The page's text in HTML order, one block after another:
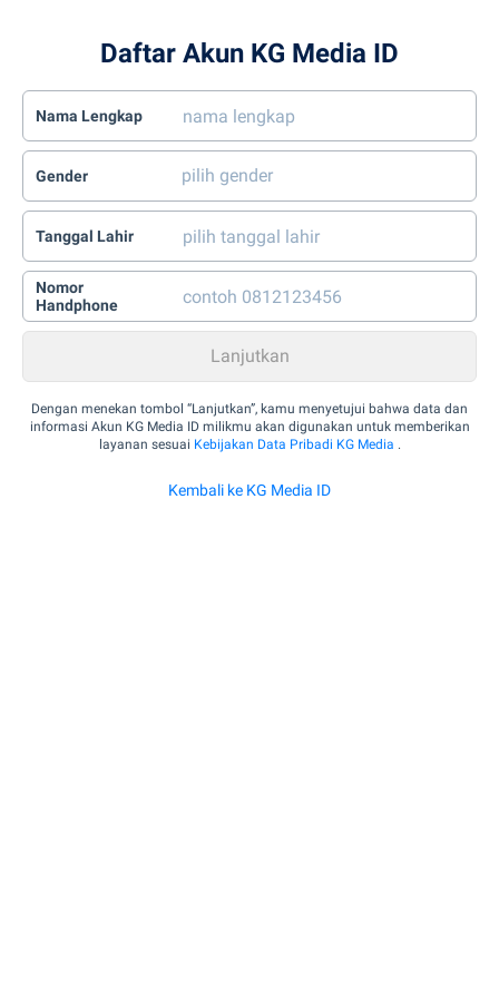
Daftar Akun KG Media ID
Nama Lengkap
Gender
Tanggal Lahir
Nomor
Handphone
Dengan menekan tombol “Lanjutkan”, kamu menyetujui bahwa data dan
informasi Akun KG Media ID milikmu akan digunakan untuk memberikan
layanan sesuai Kebijakan Data Pribadi KG Media .
Kembali ke KG Media ID